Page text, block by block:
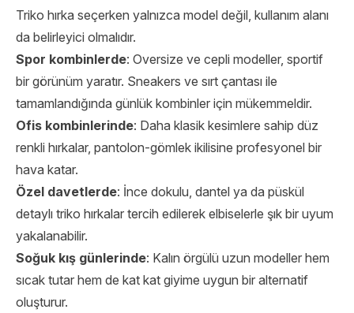
Triko hırka seçerken yalnızca model değil, kullanım alanı
da belirleyici olmalıdır.
Spor kombinlerde: Oversize ve cepli modeller, sportif
bir görünüm yaratır. Sneakers ve sırt çantası ile
tamamlandığında günlük kombinler için mükemmeldir.
Ofis kombinlerinde: Daha klasik kesimlere sahip düz
renkli hırkalar, pantolon-gömlek ikilisine profesyonel bir
hava katar.
Özel davetlerde: İnce dokulu, dantel ya da püskül
detaylı triko hırkalar tercih edilerek elbiselerle şık bir uyum
yakalanabilir.
Soğuk kış günlerinde: Kalın örgülü uzun modeller hem
sıcak tutar hem de kat kat giyime uygun bir alternatif
oluşturur.